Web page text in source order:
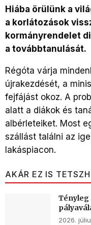
Hiába örülünk a
a korlátozások
kormányrendelet
a továbbtanulását.
Régóta várja
újrakezdését, a
fejfájást okoz. A
alatt a diákok és
albérleteiket. Most
szállást találni az
lakáspiacon.
AKÁR EZ IS
Tényleg
2026.